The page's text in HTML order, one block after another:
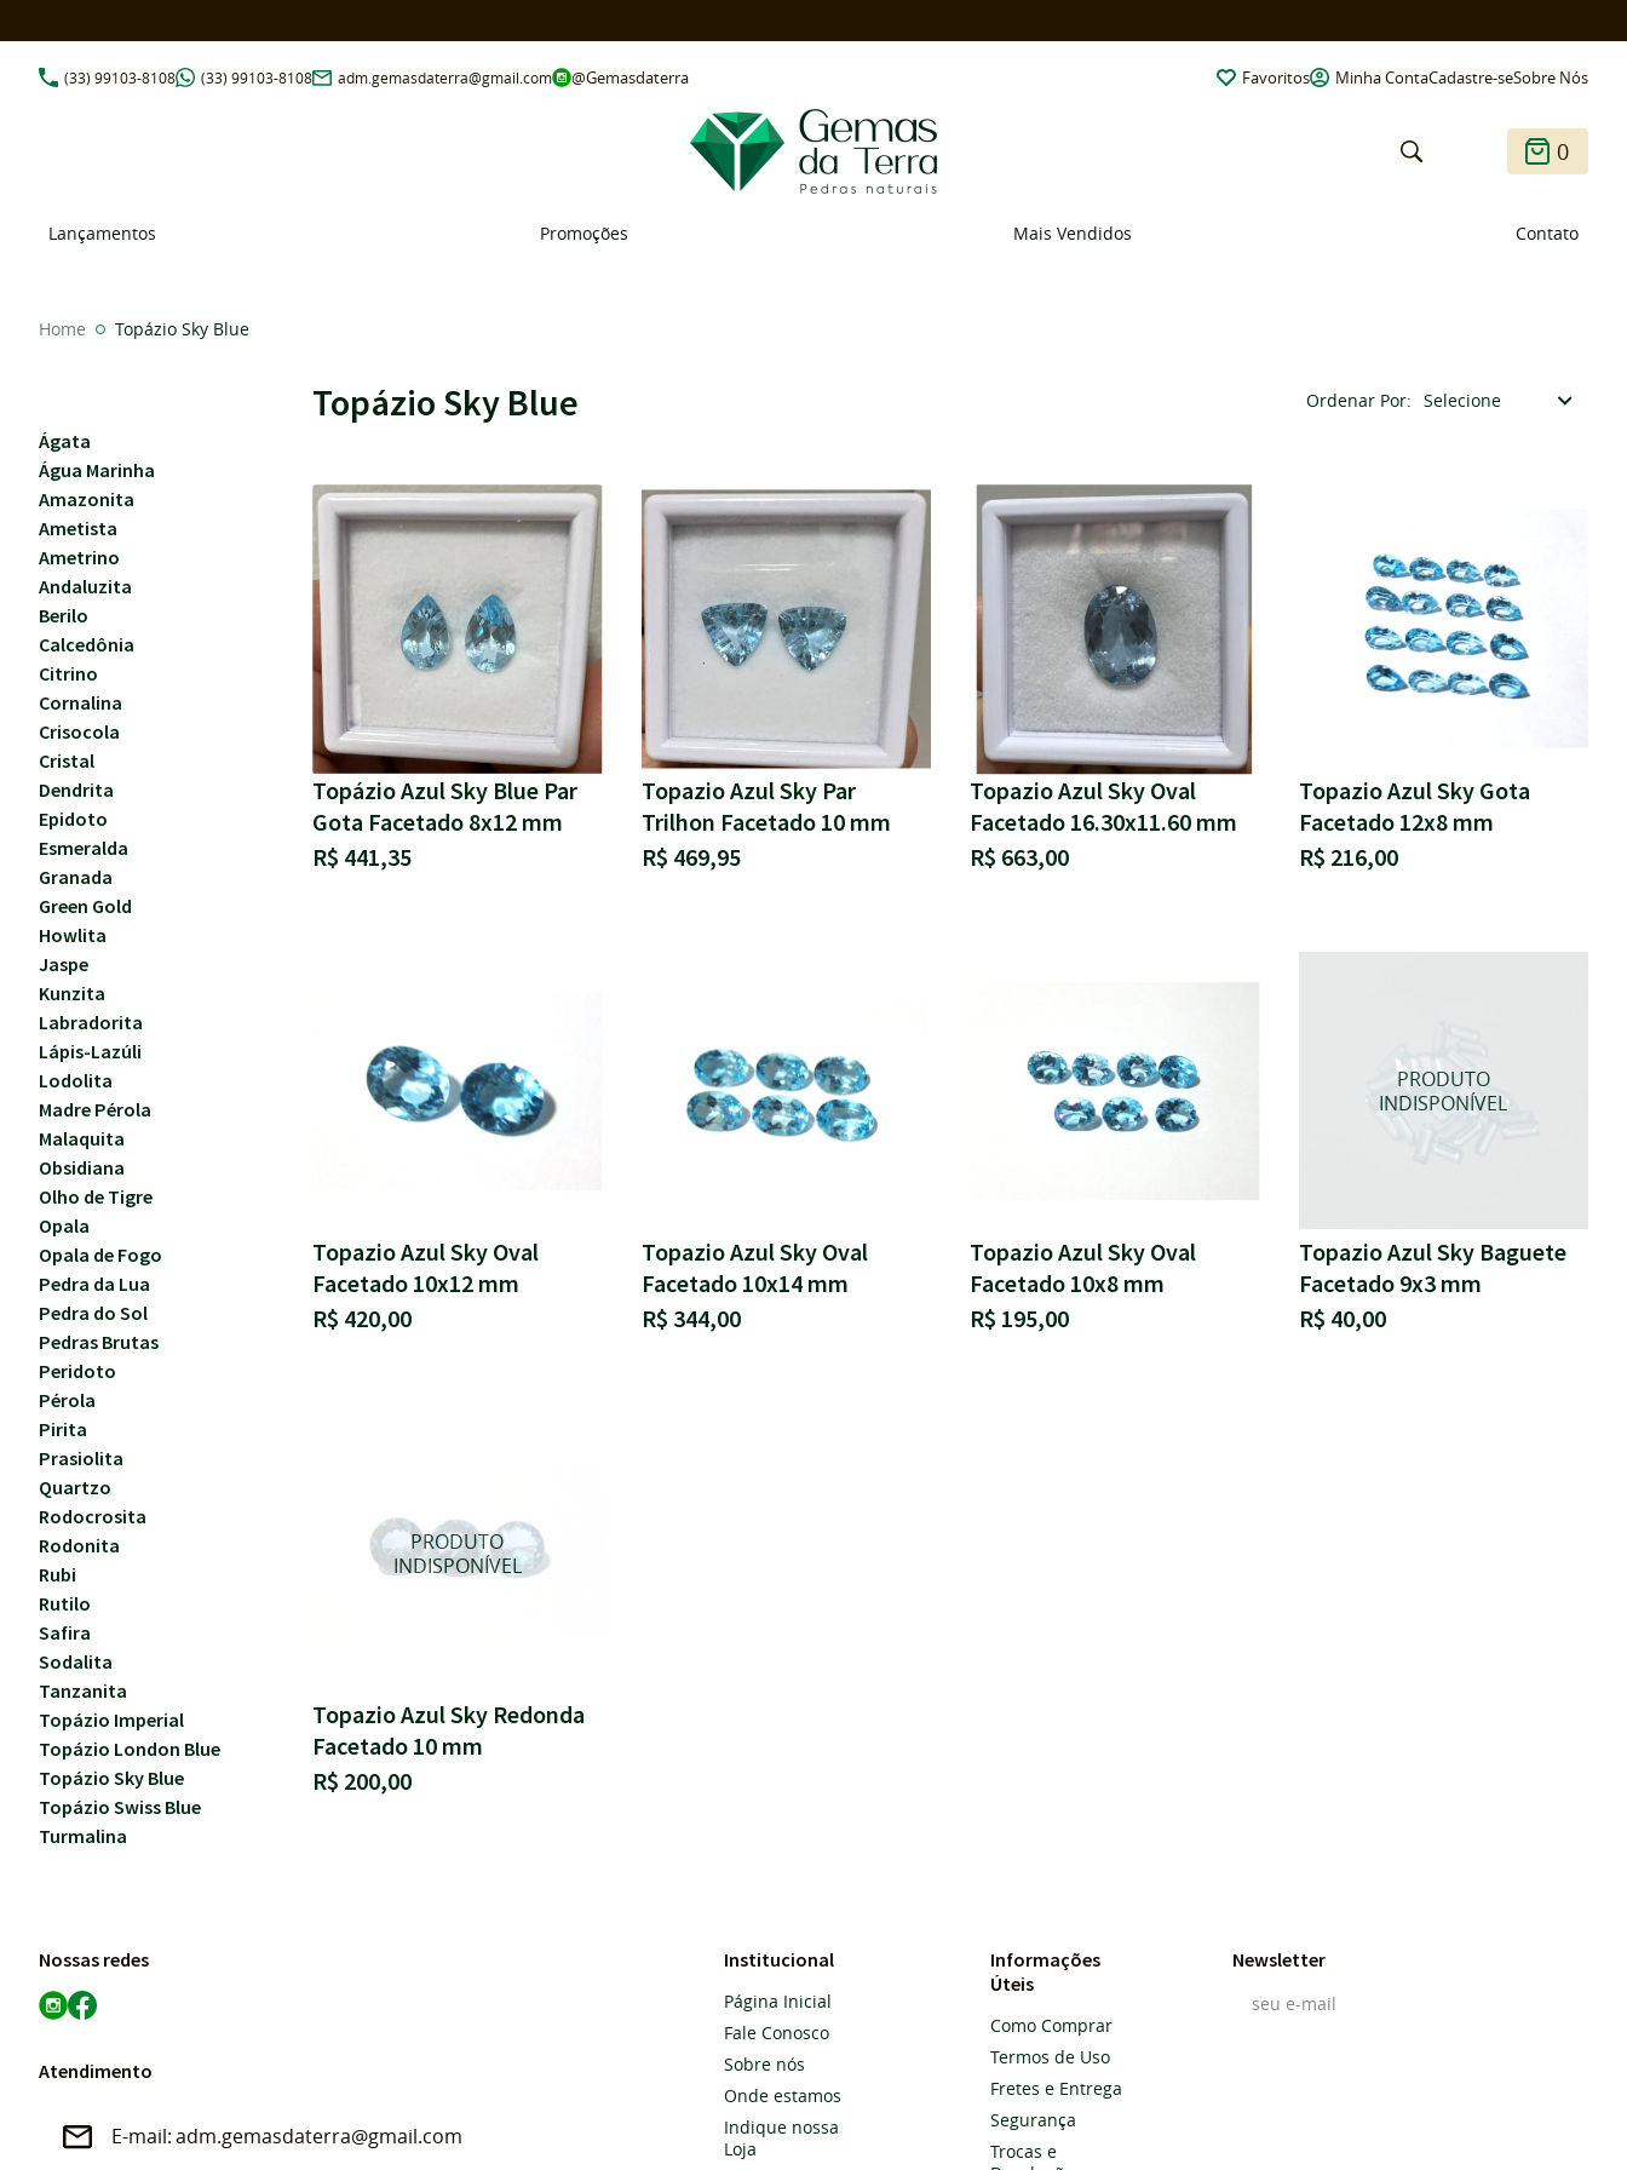
(33) 99103-8108 (33) 99103-8108 adm.gemasdaterra@gmail.com @Gemasdaterra Favoritos Minha ContaCadastre-seSobre Nós
0
Lançamentos Promoções Mais Vendidos Contato
Home Topázio Sky Blue
Ágata
Água Marinha
Amazonita
Ametista
Ametrino
Andaluzita
Berilo
Calcedônia
Citrino
Cornalina
Crisocola
Cristal
Dendrita
Epidoto
Esmeralda
Granada
Green Gold
Howlita
Jaspe
Kunzita
Labradorita
Lápis-Lazúli
Lodolita
Madre Pérola
Malaquita
Obsidiana
Olho de Tigre
Opala
Opala de Fogo
Pedra da Lua
Pedra do Sol
Pedras Brutas
Peridoto
Pérola
Pirita
Prasiolita
Quartzo
Rodocrosita
Rodonita
Rubi
Rutilo
Safira
Sodalita
Tanzanita
Topázio Imperial
Topázio London Blue
Topázio Sky Blue
Topázio Swiss Blue
Turmalina
Topázio Sky Blue Ordenar Por Selecione
Topázio Azul Sky Blue Par
Gota Facetado 8x12 mm
R$ 441,35
Topazio Azul Sky Par
Trilhon Facetado 10 mm
R$ 469,95
Topazio Azul Sky Oval
Facetado 16.30x11.60 mm
R$ 663,00
Topazio Azul Sky Gota
Facetado 12x8 mm
R$ 216,00
Topazio Azul Sky Oval
Facetado 10x12 mm
R$ 420,00
Topazio Azul Sky Oval
Facetado 10x14 mm
R$ 344,00
Topazio Azul Sky Oval
Facetado 10x8 mm
R$ 195,00
Topazio Azul Sky Baguete
Facetado 9x3 mm
R$ 40,00
Topazio Azul Sky Redonda
Facetado 10 mm
R$ 200,00
Nossas redes
Atendimento
adm.gemasdaterra@gmail.com
Institucional
Página Inicial
Fale Conosco
Sobre nós
Onde estamos
Indique nossa
Loja
Informações
Úteis
Como Comprar
Termos de Uso
Fretes e Entrega
Segurança
Trocas e
Newsletter